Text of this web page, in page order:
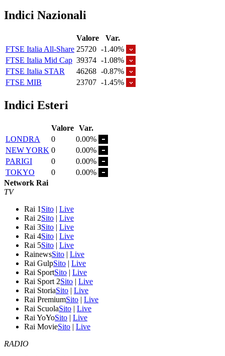
Indici Nazionali
Valore
Var.
FTSE Italia All-Share 25720 -1.40%
FTSE Italia Mid Cap 39374 -1.08%
FTSE Italia STAR
46268 -0.87%
FTSE MIB
23707 -1.45%
Indici Esteri
Valore Var.
LONDRA
0
0.00%
NEW YORK 0
0.00%
PARIGI
0
0.00%
TOKYO
0
0.00%
Network Rai
TV
Rai 1 Sito | Live
Rai 2Sito | Live
Rai 3Sito | Live
Rai 4Sito | Live
Rai 5Sito | Live
RainewsSito | Live
Rai GulpSito | Live
Rai SportSito | Live
Rai Sport 2Sito | Live
Rai StoriaSito | Live
Rai PremiumSito | Live
Rai ScuolaSito | Live
Rai YoYoSito | Live
Rai MovieSito | Live
RADIO